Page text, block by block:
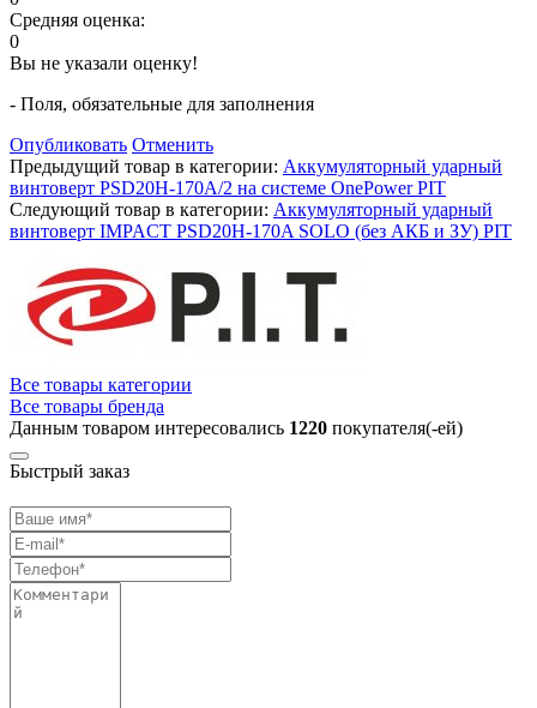
Средняя оценка:
0
Вы не указали оценку!
- Поля, обязательные для заполнения
Опубликовать Отменить
Предыдущий товар в категории: Аккумуляторный ударный
винтоверт PSD20H-170A/2 на системе OnePower PIT
Следующий товар в категории: Аккумуляторный ударный
винтоверт IMPACT PSD20H-170A SOLO (без АКБ и ЗУ) PIT
Все товары категории
Все товары бренда
Данным товаром интересовались 1220 покупателя(-ей)
Быстрый заказ